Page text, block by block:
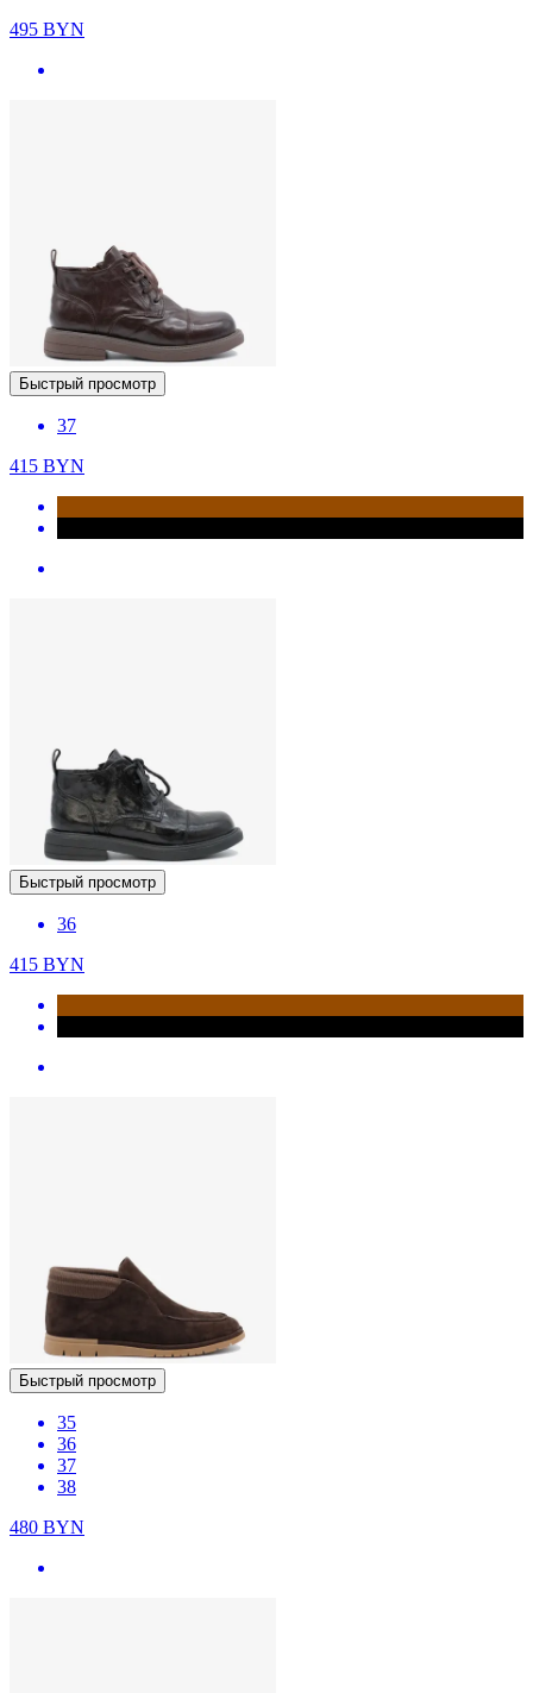
495 BYN
Быстрый просмотр
37
415 BYN
Быстрый просмотр
36
415 BYN
Быстрый просмотр
35
36
37
38
480 BYN